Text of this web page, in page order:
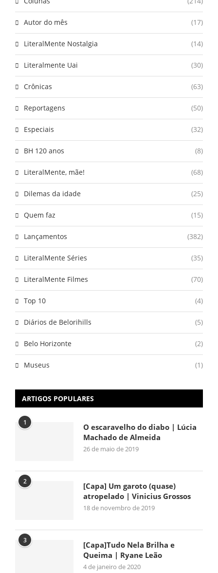
Autor do mês (17)
LiteralMente Nostalgia (14)
Literalmente Uai (30)
Crônicas (63)
Reportagens (50)
Especiais (32)
BH 120 anos (8)
LiteralMente, mãe! (68)
Dilemas da idade (25)
Quem faz (15)
Lançamentos (382)
LiteralMente Séries (35)
LiteralMente Filmes (70)
Top 10 (4)
Diários de Belorihills (5)
Belo Horizonte (2)
Museus (1)
ARTIGOS POPULARES
1
O escaravelho do diabo | Lúcia
Machado de Almeida
26 de maio de 2019
2
[Capa] Um garoto (quase)
atropelado | Vinicius Grossos
18 de novembro de 2019
3
[Capa]Tudo Nela Brilha e
Queima | Ryane Leão
4 de janeiro de 2020